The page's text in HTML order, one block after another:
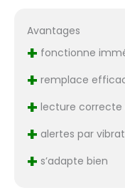
Avantages
+ fonctionne
+ remplace
+ lecture correcte
+ alertes par
+ s’adapte bien